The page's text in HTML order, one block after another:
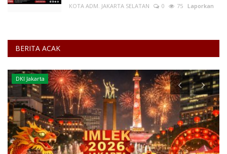
KOTA ADM. JAKARTA SELATAN
0 75 Laporkan
BERITA ACAK
DKI Jakarta